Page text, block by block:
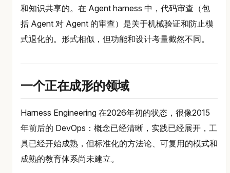
和知识共享的。在 Agent harness 中，代码审查（包
括 Agent 对 Agent 的审查）是关于机械验证和防止模
式退化的。形式相似，但功能和设计考量截然不同。
一个正在成形的领域
Harness Engineering 在2026年初的状态，很像2015
年前后的 DevOps：概念已经清晰，实践已经展开，工
具已经开始成熟，但标准化的方法论、可复用的模式和
成熟的教育体系尚未建立。